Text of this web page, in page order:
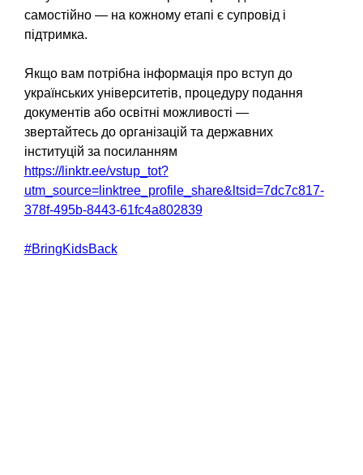
самостійно — на кожному етапі є супровід і
підтримка.
Якщо вам потрібна інформація про вступ до
українських університетів, процедуру подання
документів або освітні можливості —
звертайтесь до організацій та державних
інституцій за посиланням
https://linktr.ee/vstup_tot?
utm_source=linktree_profile_share&ltsid=7dc7c817-
378f-495b-8443-61fc4a802839
#BringKidsBack